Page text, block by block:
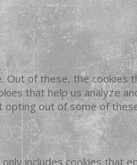
of these, the
that help us analyze
out of some of
includes cookies that